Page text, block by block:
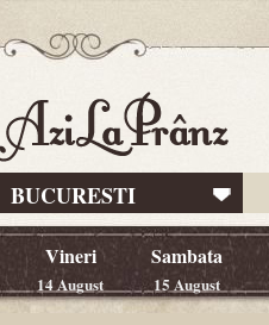
BUCURESTI
Vineri
14 August
Sambata
15 August